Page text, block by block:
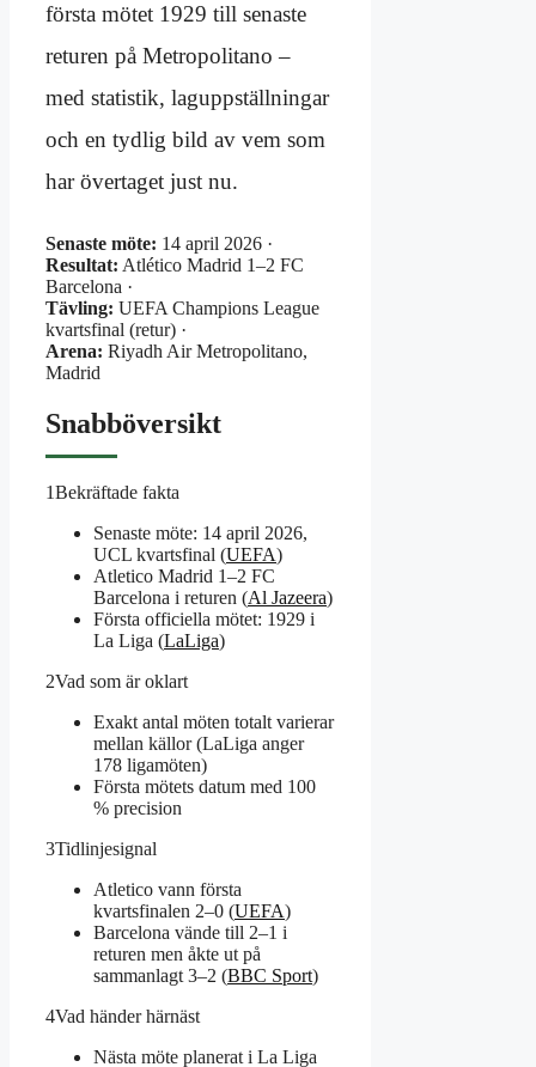
första mötet 1929 till senaste
returen på Metropolitano –
med statistik, laguppställningar
och en tydlig bild av vem som
har övertaget just nu.
Senaste möte: 14 april 2026 ·
Resultat: Atlético Madrid 1–2 FC
Barcelona ·
Tävling: UEFA Champions League
kvartsfinal (retur) ·
Arena: Riyadh Air Metropolitano,
Madrid
Snabböversikt
1Bekräftade fakta
Senaste möte: 14 april 2026,
UCL kvartsfinal (UEFA)
Atletico Madrid 1–2 FC
Barcelona i returen (Al Jazeera)
Första officiella mötet: 1929 i
La Liga (LaLiga)
2Vad som är oklart
Exakt antal möten totalt varierar
mellan källor (LaLiga anger
178 ligamöten)
Första mötets datum med 100
% precision
3Tidlinjesignal
Atletico vann första
kvartsfinalen 2–0 (UEFA)
Barcelona vände till 2–1 i
returen men åkte ut på
sammanlagt 3–2 (BBC Sport)
4Vad händer härnäst
Nästa möte planerat i La Liga